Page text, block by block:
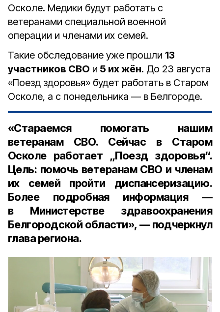
Осколе. Медики будут работать с
ветеранами специальной военной
операции и членами их семей.
Такие обследование уже прошли 13
участников СВО и 5 их жён. До 23 августа
«Поезд здоровья» будет работать в Старом
Осколе, а с понедельника — в Белгороде.
«Стараемся помогать нашим
ветеранам СВО. Сейчас в Старом
Осколе работает „Поезд здоровья“.
Цель: помочь ветеранам СВО и членам
их семей пройти диспансеризацию.
Более подробная информация —
в Министерстве здравоохранения
Белгородской области», — подчеркнул
глава региона.